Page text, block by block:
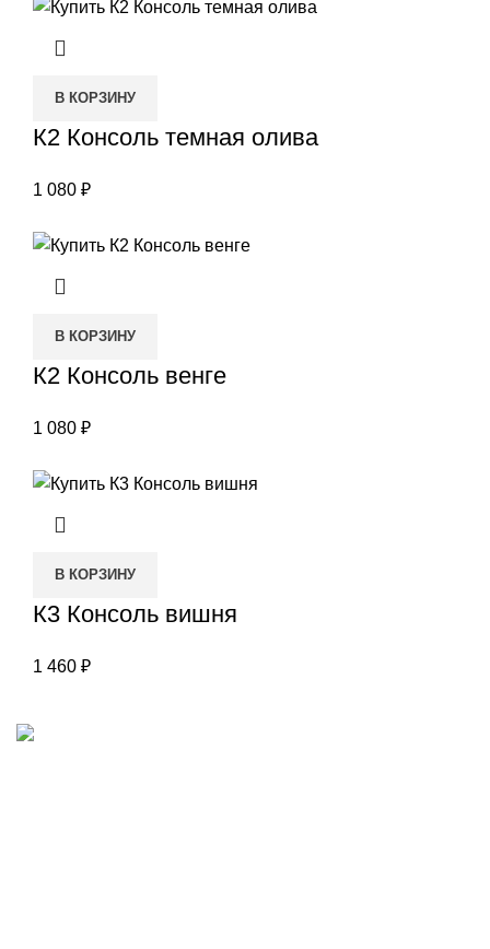
В КОРЗИНУ
К2 Консоль темная олива
1 080 ₽
В КОРЗИНУ
К2 Консоль венге
1 080 ₽
В КОРЗИНУ
К3 Консоль вишня
1 460 ₽